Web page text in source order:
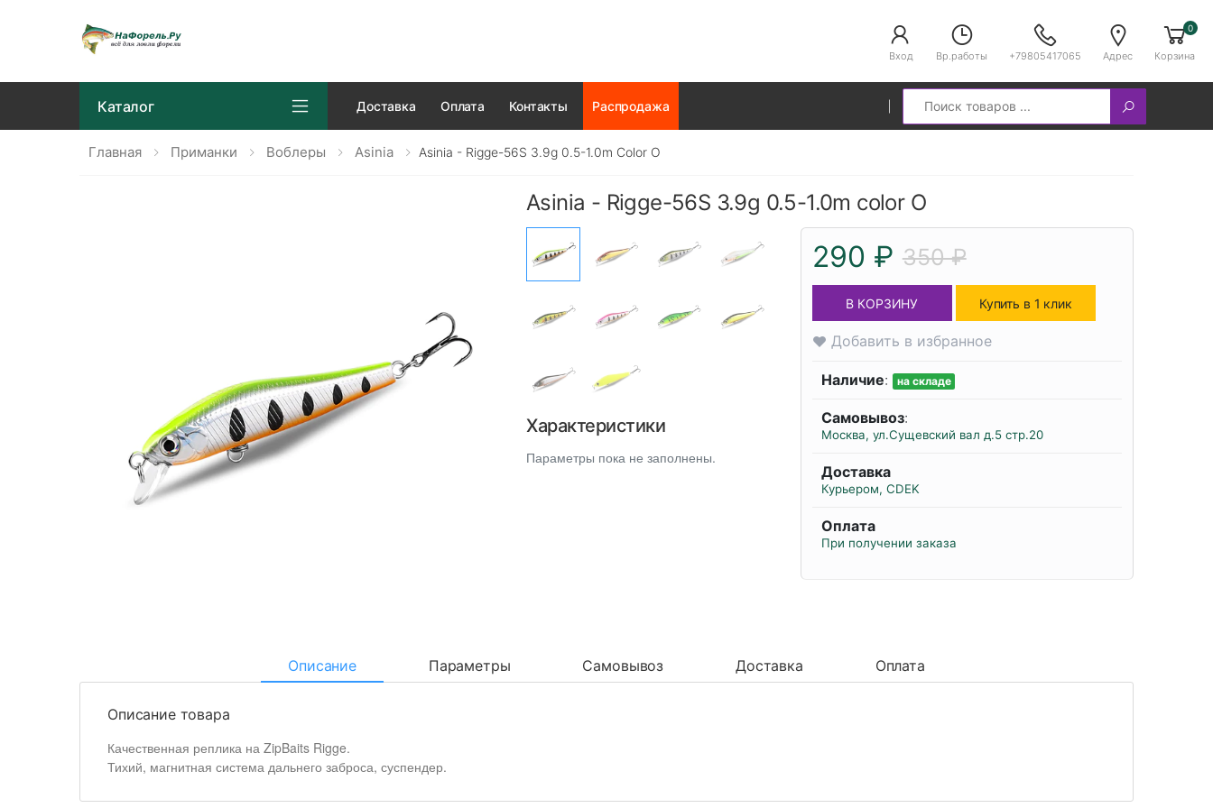
Вход Вр.работы +79805417065 Адрес
0
Корзина
Каталог Доставка Оплата Контакты Распродажа
Search
Главная Приманки Воблеры Asinia Asinia - Rigge-56S 3.9g 0.5-1.0m Color O
Asinia - Rigge-56S 3.9g 0.5-1.0m color O
Характеристики
Параметры пока не заполнены.
290 ₽ 350 ₽
В КОРЗИНУ Купить в 1 клик
Добавить в избранное
Наличие: на складе
Самовывоз:
Москва, ул.Сущевский вал д.5 стр.20
Доставка
Курьером, CDEK
Оплата
При получении заказа
Описание Параметры Самовывоз Доставка Оплата
Описание товара
Качественная реплика на ZipBaits Rigge.
Тихий, магнитная система дальнего заброса, суспендер.